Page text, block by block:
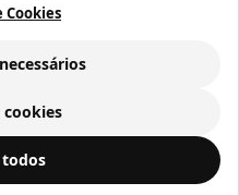
Cookies
cookies
1999 - 2026 | CRIDON
SP - socd@socd.com.br